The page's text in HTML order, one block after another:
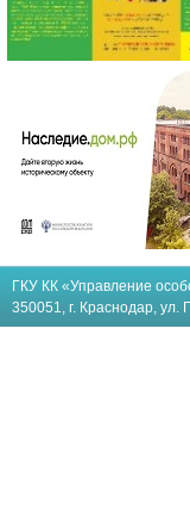
ГКУ КК «Управление
350051, г. Краснодар,